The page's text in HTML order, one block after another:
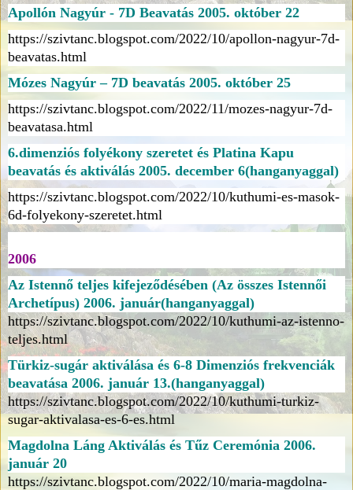
Apollón Nagyúr - 7D Beavatás 2005. október 22
https://szivtanc.blogspot.com/2022/10/apollon-nagyur-7d-
beavatas.html
Mózes Nagyúr – 7D beavatás 2005. október 25
https://szivtanc.blogspot.com/2022/11/mozes-nagyur-7d-
beavatasa.html
6.dimenziós folyékony szeretet és Platina Kapu
beavatás és aktiválás 2005. december 6(hanganyaggal)
https://szivtanc.blogspot.com/2022/10/kuthumi-es-masok-
6d-folyekony-szeretet.html
2006
Az Istennő teljes kifejeződésében (Az összes Istennői
Archetípus) 2006. január(hanganyaggal)
https://szivtanc.blogspot.com/2022/10/kuthumi-az-istenno-
teljes.html
Türkiz-sugár aktiválása és 6-8 Dimenziós frekvenciák
beavatása 2006. január 13.(hanganyaggal)
https://szivtanc.blogspot.com/2022/10/kuthumi-turkiz-
sugar-aktivalasa-es-6-es.html
Magdolna Láng Aktiválás és Tűz Ceremónia 2006.
január 20
https://szivtanc.blogspot.com/2022/10/maria-magdolna-